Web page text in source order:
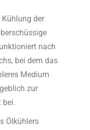
Kühlung der
nach
bei dem das
Medium
zur
bei.
Ölkühlers